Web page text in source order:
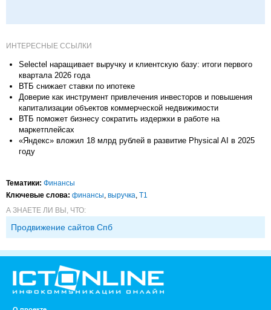
ИНТЕРЕСНЫЕ ССЫЛКИ
Selectel наращивает выручку и клиентскую базу: итоги первого
квартала 2026 года
ВТБ снижает ставки по ипотеке
Доверие как инструмент привлечения инвесторов и повышения
капитализации объектов коммерческой недвижимости
ВТБ поможет бизнесу сократить издержки в работе на
маркетплейсах
«Яндекс» вложил 18 млрд рублей в развитие Physical AI в 2025
году
Тематики: Финансы
Ключевые слова: финансы, выручка, Т1
А ЗНАЕТЕ ЛИ ВЫ, ЧТО:
Продвижение сайтов Спб